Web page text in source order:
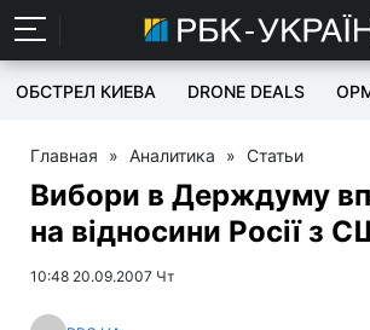
ОБСТРЕЛ КИЕВА DRONE DEALS
Главная » Аналитика » Статьи
Вибори в Держдуму
на відносини Росії з
10:48 20.09.2007 Чт